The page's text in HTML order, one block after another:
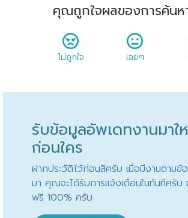
คุณถูกใจผลของการค้นห
ไม่ถูกใจ เฉยๆ
รับข้อมูลอัพเดทงานมาใ
ก่อนใคร
ฝากประวัติไว้ก่อนสิครับ เมื่อมีงานตามข้
มา คุณจะได้รับการแจ้งเตือนในทันทีครับ
ฟรี 100% ครับ